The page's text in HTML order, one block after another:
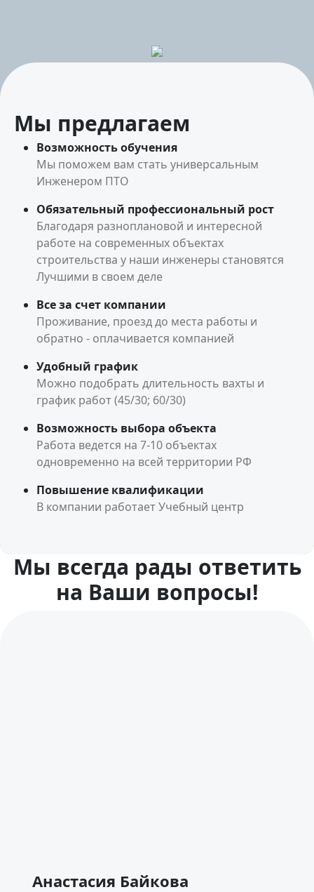
Мы предлагаем
Возможность обучения
Мы поможем вам стать универсальным
Инженером ПТО
Обязательный профессиональный рост
Благодаря разноплановой и интересной
работе на современных объектах
строительства у наши инженеры становятся
Лучшими в своем деле
Все за счет компании
Проживание, проезд до места работы и
обратно - оплачивается компанией
Удобный график
Можно подобрать длительность вахты и
график работ (45/30; 60/30)
Возможность выбора объекта
Работа ведется на 7-10 объектах
одновременно на всей территории РФ
Повышение квалификации
В компании работает Учебный центр
Мы всегда рады ответить
на Ваши вопросы!
Анастасия Байкова